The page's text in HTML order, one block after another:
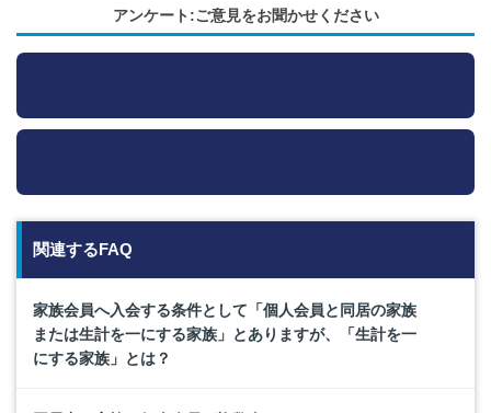
アンケート:ご意見をお聞かせください
関連するFAQ
家族会員へ入会する条件として「個人会員と同居の家族
または生計を一にする家族」とありますが、「生計を一
にする家族」とは？